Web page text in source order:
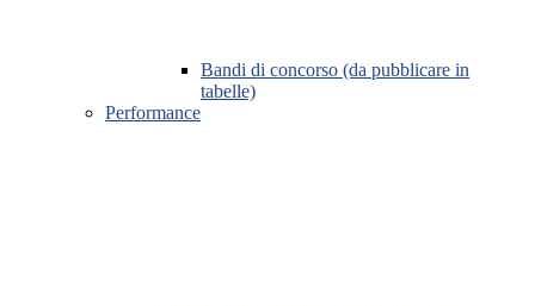
Bandi di concorso (da pubblicare in
tabelle)
Performance